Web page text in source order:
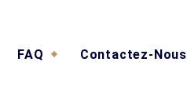
FAQ Contactez-Nous